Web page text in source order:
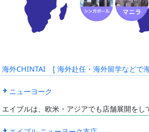
海外CHINTAI [ 海外赴任・海外留学などで
ニューヨーク
エイブルは、欧米・アジアでも店舗展開を